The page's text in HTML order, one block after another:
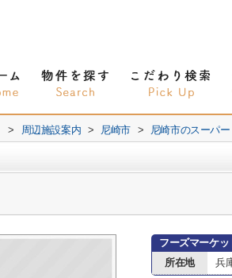
> 周辺施設案内 > 尼崎市 > 尼崎市のスーパー
フーズマーケ
所在地
兵